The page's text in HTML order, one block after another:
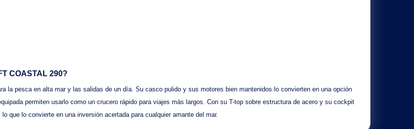
COASTAL 290?
la pesca en alta mar y las salidas de un día. Su casco pulido y sus motores bien mantenidos lo convierten en una opción
permiten usarlo como un crucero rápido para viajes más largos. Con su T-top sobre estructura de acero y su cockpit
, lo que lo convierte en una inversión acertada para cualquier amante del mar.